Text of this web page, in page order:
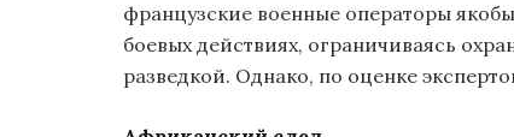
французские военные операторы
боевых действиях, ограничиваясь
разведкой. Однако, по оценке